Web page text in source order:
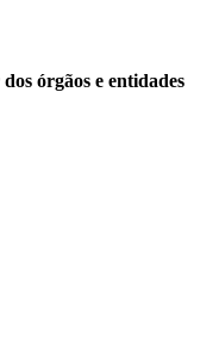
órgãos e entidades